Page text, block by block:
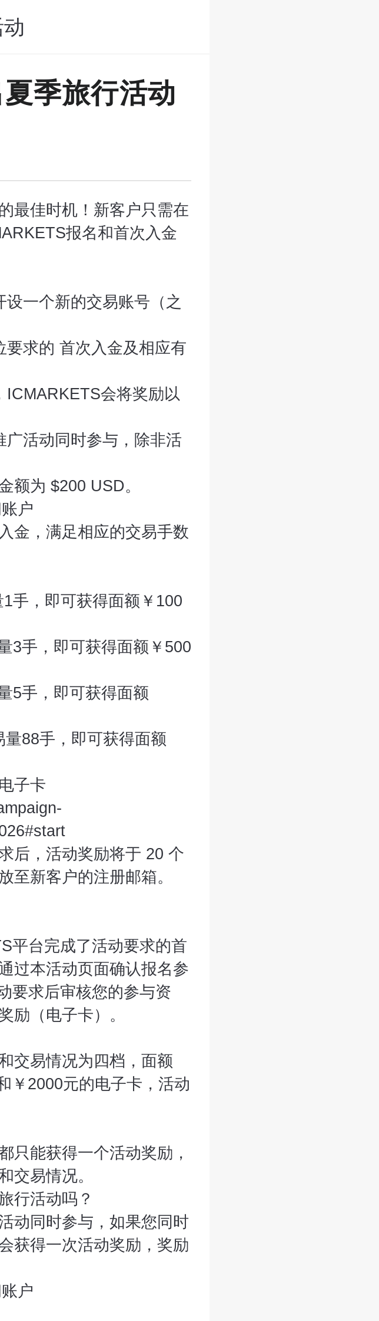
季旅行活动
最佳时机！新客户只需在
报名和首次入金
一个新的交易账号（之
求的 首次入金及相应有
会将奖励以
活动同时参与，除非活
额为 $200 USD。
户
金，满足相应的交易手数
手，即可获得面额￥100
3手，即可获得面额￥500
5手，即可获得面额
88手，即可获得面额
子卡
后，活动奖励将于 20 个
至新客户的注册邮箱。
平台完成了活动要求的首
过本活动页面确认报名参
要求后审核您的参与资
励（电子卡）。
交易情况为四档，面额
￥2000元的电子卡，活动
只能获得一个活动奖励，
交易情况。
行活动吗？
动同时参与，如果您同时
获得一次活动奖励，奖励
户